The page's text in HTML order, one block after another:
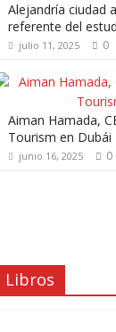
Alejandría ciudad
referente del
julio 11, 2025 0
Aiman Hamada,
Tourism en Dubái
junio 16, 2025 0
Libros